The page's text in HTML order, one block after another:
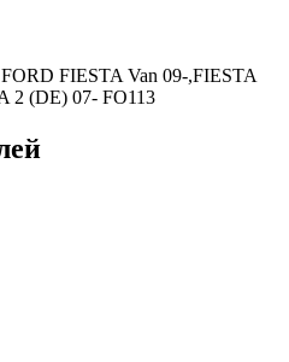
FIESTA Van 09-,FIESTA
2 (DE) 07- FO113